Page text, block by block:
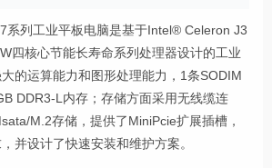
系列工业平板电脑是基于Intel® Celeron J3
四核心节能长寿命系列处理器设计的工业
的运算能力和图形处理能力，1条SODIM
DDR3-L内存；存储方面采用无线缆连
M.2存储，提供了MiniPcie扩展插槽，
并设计了快速安装和维护方案。